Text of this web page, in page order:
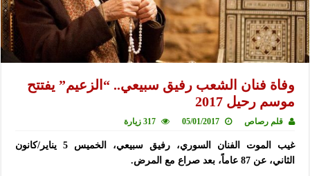
وفاة فنان الشعب رفيق سبيعي.. “الزعيم” يفتتح
موسم رحيل 2017
قلم رصاص 05/01/2017 317 زيارة
غيب الموت الفنان السوري، رفيق سبيعي، الخميس 5 يناير/كانون
الثاني، عن 87 عاماً، بعد صراع مع المرض.